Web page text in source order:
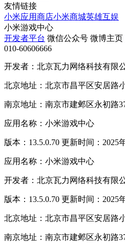
友情链接
小米应用商店小米商城英雄互娱
小米游戏中心
开发者平台 微信公众号 微博主页
010-60606666
开发者：北京瓦力网络科技有限
北京地址：北京市昌平区安居路
南京地址：南京市建邺区永初路
应用名称：小米游戏中心
版本：13.5.0.70 更新时间：2025
应用名称：小米游戏中心
开发者：北京瓦力网络科技有限
版本：13.5.0.70 更新时间：2025
北京地址：北京市昌平区安居路
南京地址：南京市建邺区永初路